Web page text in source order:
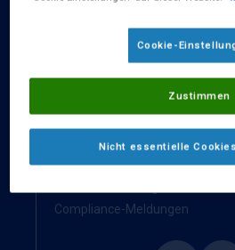
Erreichbar Montag bis
Impressum
Nestlé Health Science Website
Compliance-Meldungen
Cookie-
Nicht essentielle
Zustimmen